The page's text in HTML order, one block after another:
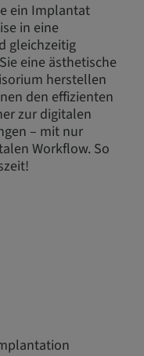
ein Implantat
in eine
gleichzeitig
eine ästhetische
herstellen
den effizienten
zur digitalen
– mit nur
Workflow. So